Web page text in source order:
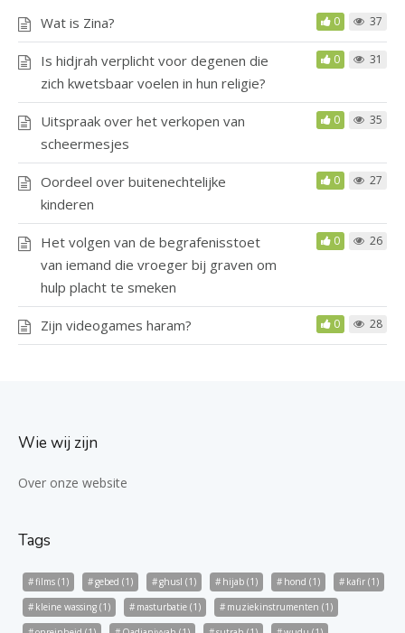
Wat is Zina? 0 37
Is hidjrah verplicht voor degenen die
zich kwetsbaar voelen in hun religie?
0 31
Uitspraak over het verkopen van
scheermesjes
0 35
Oordeel over buitenechtelijke
kinderen
0 27
Het volgen van de begrafenisstoet
van iemand die vroeger bij graven om
hulp placht te smeken
0 26
Zijn videogames haram? 0 28
Wie wij zijn
Over onze website
Tags
films (1) gebed (1) ghusl (1) hijab (1) hond (1) kafir (1)
kleine wassing (1) masturbatie (1) muziekinstrumenten (1)